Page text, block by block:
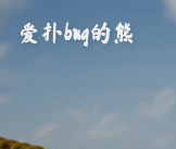
爱扑bug的熊